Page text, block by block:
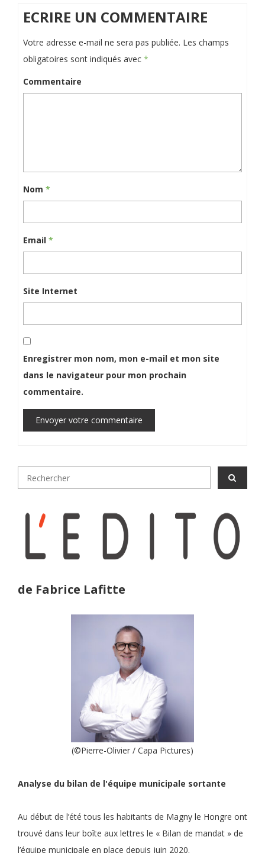
ECRIRE UN COMMENTAIRE
Votre adresse e-mail ne sera pas publiée. Les champs
obligatoires sont indiqués avec *
Commentaire
Nom *
Email *
Site Internet
Enregistrer mon nom, mon e-mail et mon site
dans le navigateur pour mon prochain
commentaire.
Envoyer votre commentaire
de Fabrice Lafitte
(©Pierre-Olivier / Capa Pictures)
Analyse du bilan de l'équipe municipale sortante
Au début de l’été tous les habitants de Magny le Hongre ont
trouvé dans leur boîte aux lettres le « Bilan de mandat » de
l’équipe municipale en place depuis juin 2020.